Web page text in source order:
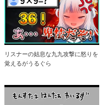
リスナーの姑息な九九攻撃に怒りを
覚えるがうるぐら